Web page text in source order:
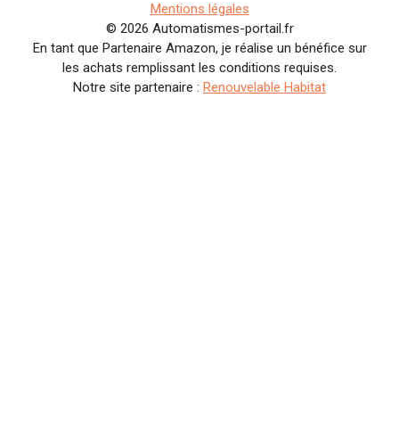
Mentions légales
© 2026 Automatismes-portail.fr
En tant que Partenaire Amazon, je réalise un bénéfice sur
les achats remplissant les conditions requises.
Notre site partenaire : Renouvelable Habitat